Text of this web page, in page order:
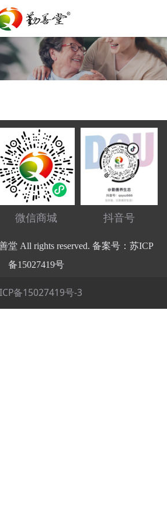
微信商城 抖音号
堂 All rights reserved. 备案号：苏ICP
备15027419号
备15027419号-3